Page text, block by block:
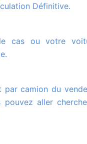
Définitive.
pouvez aller